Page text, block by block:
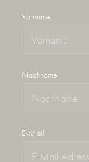
Vorname
Nachname
E-Mail